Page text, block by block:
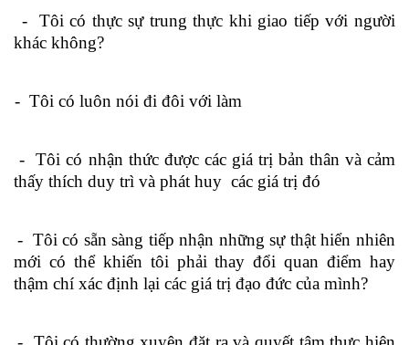
Tôi có thực sự trung thực khi giao tiếp với người
khác không?
Tôi có luôn nói đi đôi với làm
Tôi có nhận thức được các giá trị bản thân và cảm
thấy thích duy trì và phát huy các giá trị đó
Tôi có sẵn sàng tiếp nhận những sự thật hiển nhiên
mới có thể khiến tôi phải thay đổi quan điểm hay
thậm chí xác định lại các giá trị đạo đức của mình?